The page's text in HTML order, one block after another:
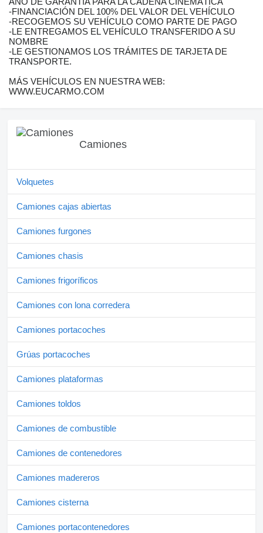
-FINANCIACIÓN DEL 100% DEL VALOR DEL VEHÍCULO
-RECOGEMOS SU VEHÍCULO COMO PARTE DE PAGO
-LE ENTREGAMOS EL VEHÍCULO TRANSFERIDO A SU
NOMBRE
-LE GESTIONAMOS LOS TRÁMITES DE TARJETA DE
TRANSPORTE.
MÁS VEHÍCULOS EN NUESTRA WEB:
WWW.EUCARMO.COM
Camiones
Volquetes
Camiones cajas abiertas
Camiones furgones
Camiones chasis
Camiones frigoríficos
Camiones con lona corredera
Camiones portacoches
Grúas portacoches
Camiones plataformas
Camiones toldos
Camiones de combustible
Camiones de contenedores
Camiones madereros
Camiones cisterna
Camiones portacontenedores